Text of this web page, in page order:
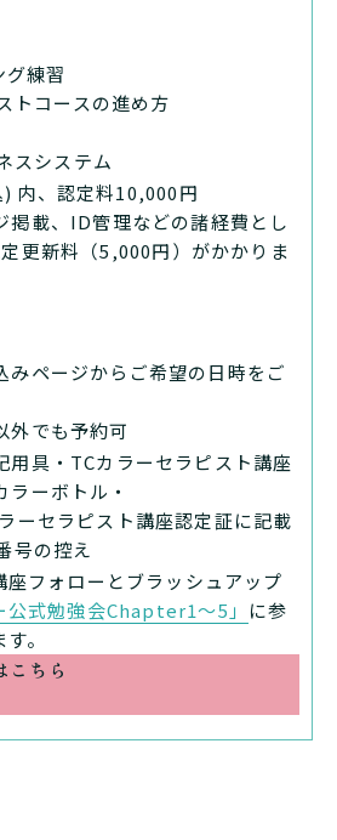
グ練習
トコースの進め方
スシステム
内、認定料10,000円
載、ID管理などの諸経費とし
更新料（5,000円）がかかりま
みページからご希望の日時をご
でも予約可
用具・TCカラーセラピスト講座
ラーボトル・
ーセラピスト講座認定証に記載
号の控え
フォローとブラッシュアップ
公式勉強会Chapter1〜5」 に参
。
こちら